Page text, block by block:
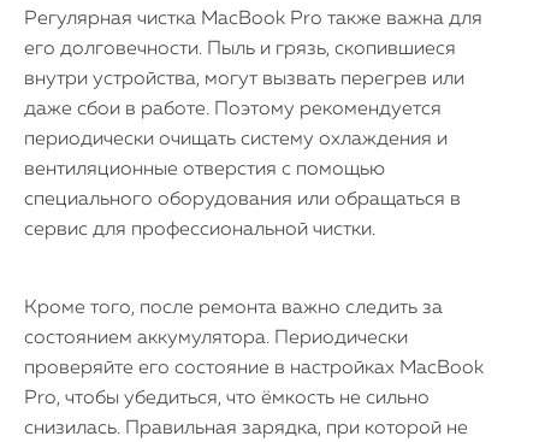
Регулярная чистка MacBook Pro также важна для
его долговечности. Пыль и грязь, скопившиеся
внутри устройства, могут вызвать перегрев или
даже сбои в работе. Поэтому рекомендуется
периодически очищать систему охлаждения и
вентиляционные отверстия с помощью
специального оборудования или обращаться в
сервис для профессиональной чистки.
Кроме того, после ремонта важно следить за
состоянием аккумулятора. Периодически
проверяйте его состояние в настройках MacBook
Pro, чтобы убедиться, что ёмкость не сильно
снизилась. Правильная зарядка, при которой не